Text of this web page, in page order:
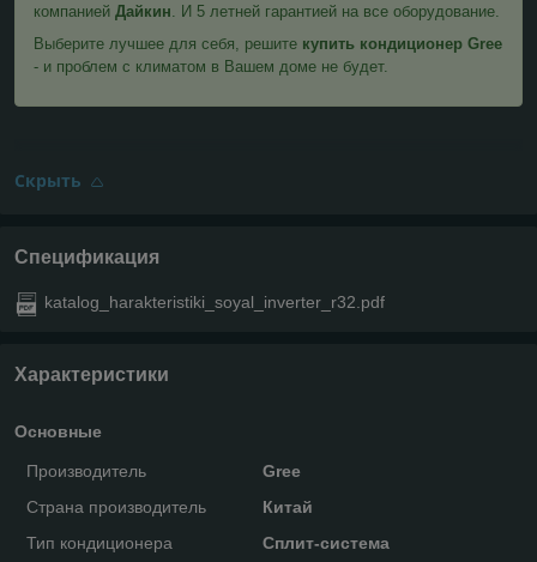
компанией Дайкин. И 5 летней гарантией на все оборудование.
Выберите лучшее для себя, решите купить кондиционер Gree
- и проблем с климатом в Вашем доме не будет.
Скрыть
Спецификация
katalog_harakteristiki_soyal_inverter_r32.pdf
Характеристики
Основные
Производитель
Gree
Страна производитель
Китай
Тип кондиционера
Сплит-система